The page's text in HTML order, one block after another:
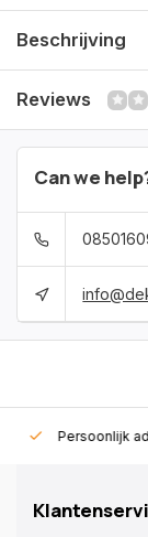
Beschrijving
Reviews
Can we
Persoonlijk